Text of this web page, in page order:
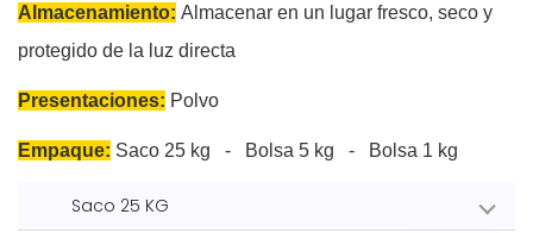
Almacenamiento: Almacenar en un lugar fresco, seco y
protegido de la luz directa
Presentaciones: Polvo
Empaque: Saco 25 kg - Bolsa 5 kg - Bolsa 1 kg
Saco 25 KG